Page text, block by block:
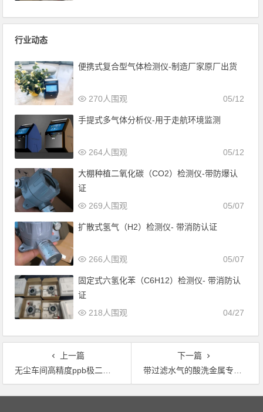
行业动态
便携式复合型气体检测仪-制造厂家原厂出货
05/12
270人围观
手提式多气体分析仪-用于走航环境监测
05/12
264人围观
大棚种植二氧化碳（CO2）检测仪-带防爆认
证
05/07
269人围观
扩散式氢气（H2）检测仪- 带消防认证
05/07
266人围观
固定式六氢化苯（C6H12）检测仪- 带消防认
证
04/27
218人围观
上一篇
无尘车间高精度ppb极二甲苯气体检测仪
下一篇
带过滤水气的酸洗金属专用气体在线监测系统
文章导航